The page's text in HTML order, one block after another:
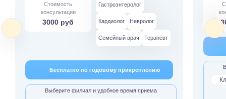
Стоимость
консультации
3000 руб
Гастроэнтеролог
Кардиолог Невролог
Семейный врач Терапевт
Бесплатно по годовому прикреплению
Выберите филиал и удобное время приема